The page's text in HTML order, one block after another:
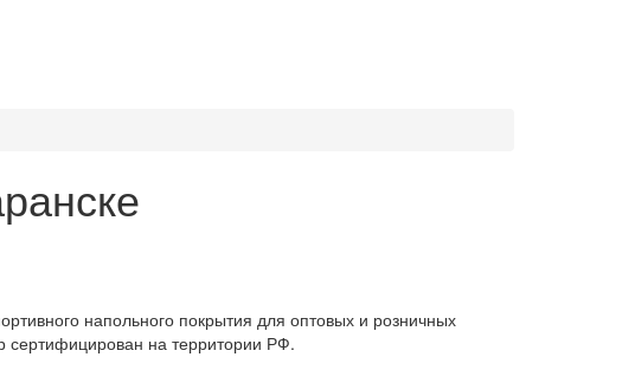
напольного покрытия для оптовых и розничных
сертифицирован на территории РФ.